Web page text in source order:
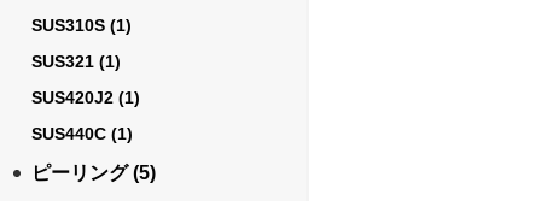
SUS310S (1)
SUS321 (1)
SUS420J2 (1)
SUS440C (1)
ピーリング (5)